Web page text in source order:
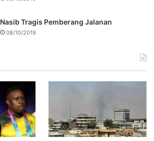
Nasib Tragis Pemberang Jalanan
08/10/2019